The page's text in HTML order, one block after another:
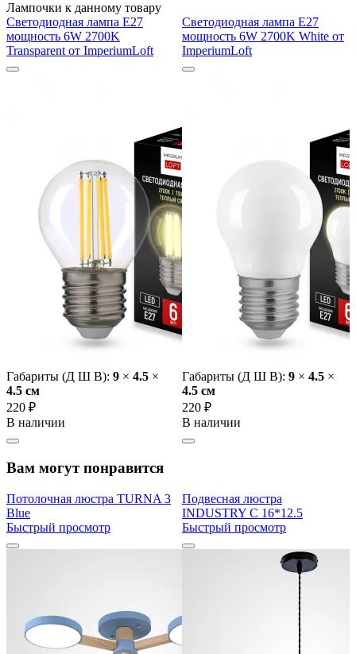
Лампочки к данному товару
Светодиодная лампа E27
мощность 6W 2700K
Transparent от ImperiumLoft
Габариты (Д Ш В): 9 × 4.5 ×
4.5 cм
220 ₽
В наличии
Светодиодная лампа E27
мощность 6W 2700K White от
ImperiumLoft
Габариты (Д Ш В): 9 × 4.5 ×
4.5 cм
220 ₽
В наличии
Вам могут понравится
Потолочная люстра TURNA 3
Blue
Быстрый просмотр
Подвесная люстра
INDUSTRY C 16*12.5
Быстрый просмотр